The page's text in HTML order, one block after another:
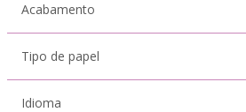
Acabamento
Tipo de papel
Idioma